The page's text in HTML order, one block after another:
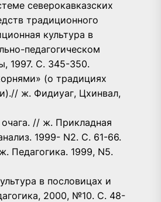
северокавказских
традиционного
культура в
педагогическом
1997. С. 345-350.
(о традициях
ж. Фидиуаг, Цхинвал,
// ж. Прикладная
1999- N2. С. 61-66.
Педагогика. 1999, N5.
в пословицах и
2000, №10. С. 48-